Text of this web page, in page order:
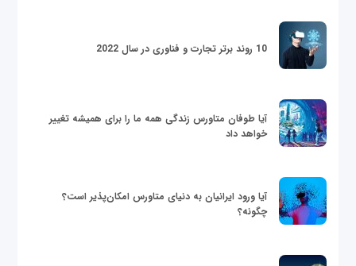
10 روند برتر تجارت و فناوری در سال 2022
آیا طوفان متاورس زندگی همه ما را برای همیشه تغییر
خواهد داد
آیا ورود ایرانیان به دنیای متاورس امکان‌پذیر است؟
چگونه؟